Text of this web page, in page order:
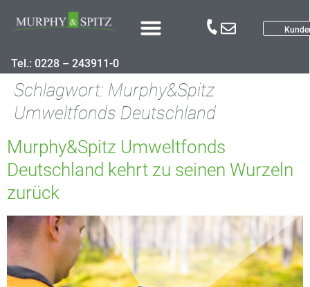
Tel.: 0228 – 243911-0
Schlagwort: Murphy&Spitz
Umweltfonds Deutschland
Murphy&Spitz Umweltfonds
Deutschland kehrt zu seinen Wurzeln
zurück